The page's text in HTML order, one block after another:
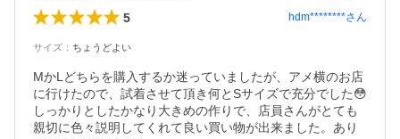
5 hdm********さん
サイズ ： ちょうどよい
MかLどちらを購入するか迷っていましたが、アメ横のお店
に行けたので、試着させて頂き何とSサイズで充分でした😳
しっかりとしたかなり大きめの作りで、店員さんがとても
親切に色々説明してくれて良い買い物が出来ました。あり